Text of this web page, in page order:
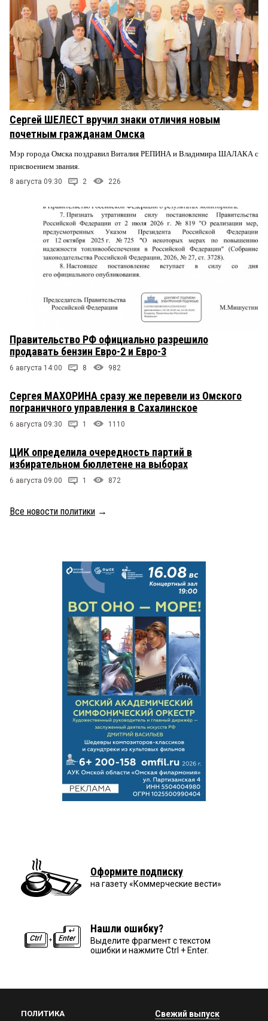
Сергей ШЕЛЕСТ вручил знаки отличия новым
почетным гражданам Омска
Мэр города Омска поздравил Виталия РЕПИНА и Владимира ШАЛАКА с
присвоением звания.
8 августа 09:30 2 226
Правительство РФ официально разрешило
продавать бензин Евро-2 и Евро-3
6 августа 14:00 8 982
Сергея МАХОРИНА сразу же перевели из Омского
пограничного управления в Сахалинское
6 августа 09:30 1 1110
ЦИК определила очередность партий в
избирательном бюллетене на выборах
6 августа 09:00 1 872
Все новости политики →
Оформите подписку
на газету «Коммерческие вести»
Нашли ошибку?
Выделите фрагмент с текстом
ошибки и нажмите Ctrl + Enter.
ПОЛИТИКА Свежий выпуск